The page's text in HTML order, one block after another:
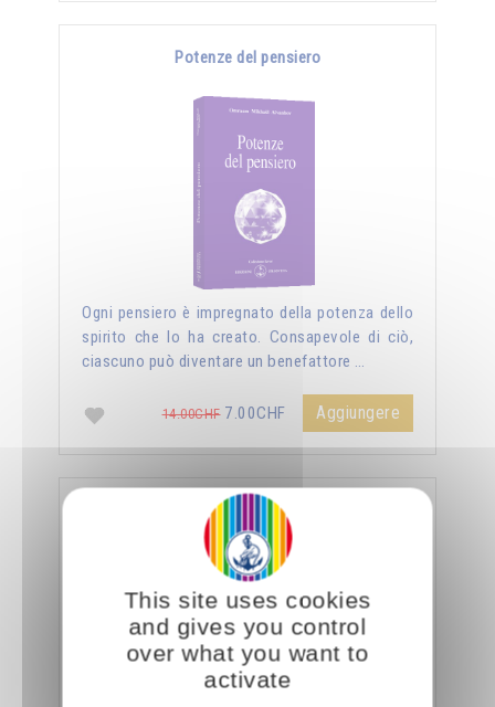
Potenze del pensiero
Ogni pensiero è impregnato della potenza dello
spirito che lo ha creato. Consapevole di ciò,
ciascuno può diventare un benefattore …
14.00CHF7.00CHF Aggiungere
La sessualità forza del cielo
This site uses cookies
and gives you control
over what you want to
activate